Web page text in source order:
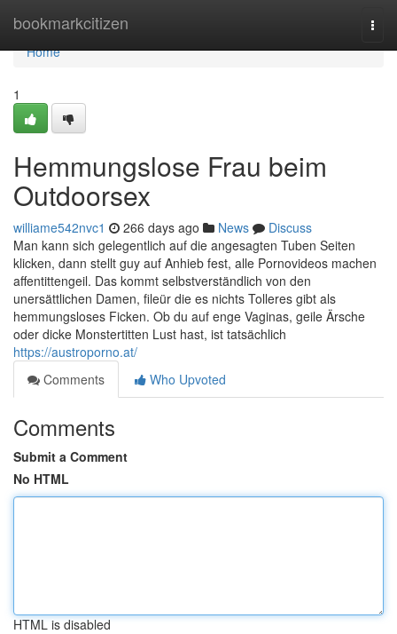
bookmarkcitizen
Home
Home
1
Hemmungslose Frau beim
Outdoorsex
williame542nvc1 266 days ago News
Discuss
Man kann sich gelegentlich auf die angesagten Tuben Seiten
klicken, dann stellt guy auf Anhieb fest, alle Pornovideos machen
affentittengeil. Das kommt selbstverständlich von den
unersättlichen Damen, fileür die es nichts Tolleres gibt als
hemmungsloses Ficken. Ob du auf enge Vaginas, geile Ärsche
oder dicke Monstertitten Lust hast, ist tatsächlich
https://austroporno.at/
Comments
Who Upvoted
Comments
Submit a Comment
No HTML
HTML is disabled